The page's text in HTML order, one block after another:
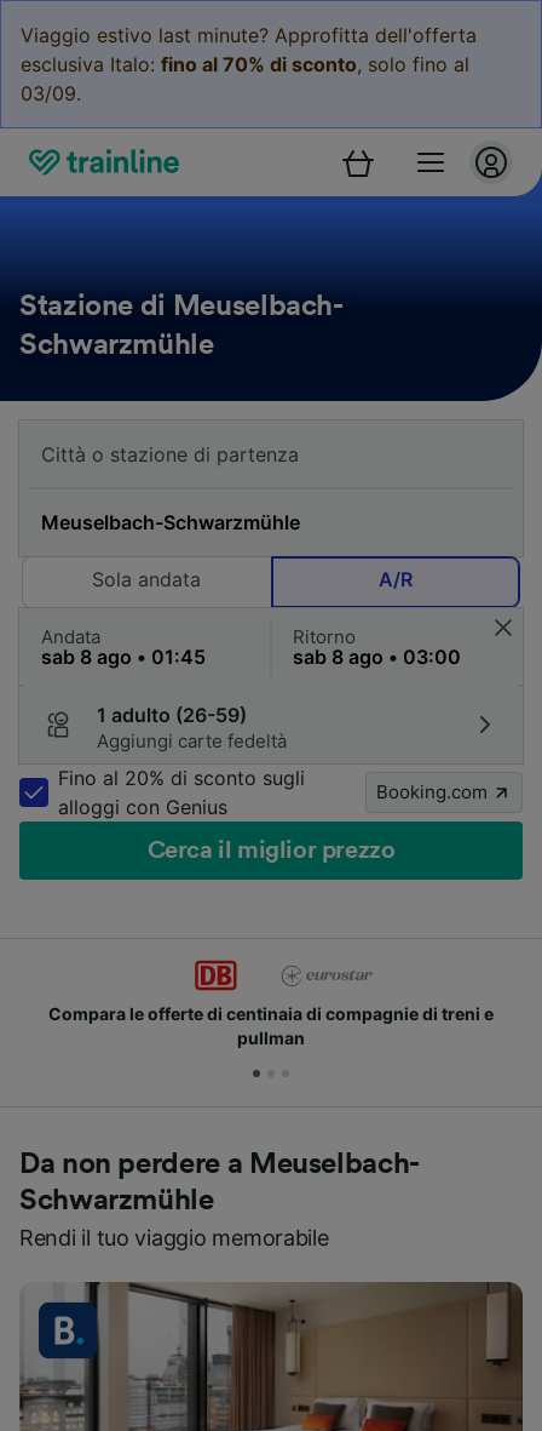
Viaggio estivo last minute? Approfitta dell'offerta
esclusiva Italo: fino al 70% di sconto, solo fino al
03/09.
Stazione di Meuselbach-
Schwarzmühle
Sola andata A/R
Andata Ritorno
1 adulto (26-59)
Aggiungi carte fedeltà
Fino al 20% di sconto sugli
alloggi con Genius
Booking.com
Cerca il miglior prezzo
le offerte di centinaia di compagnie di treni e
Da non perdere a Meuselbach-
Schwarzmühle
Rendi il tuo viaggio memorabile